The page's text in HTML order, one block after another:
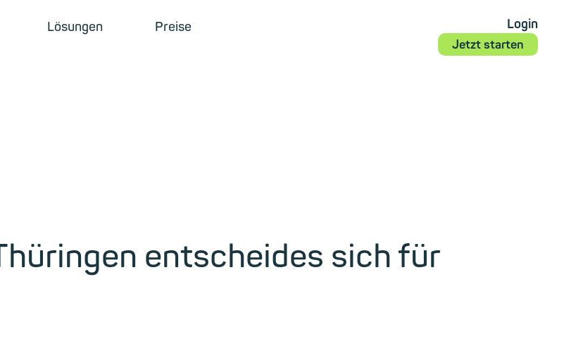
Lösungen
Preise
Login
Jetzt starten
entscheides sich für